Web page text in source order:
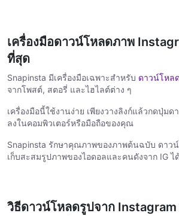
เครื่องมือดาวน์โหลดภาพ
ที่สุด
Snapinsta มีเครื่องมือเฉพาะสำหรับ ดาวน์โหล
จากโพสต์, สตอรี่ และไฮไลต์ต่าง ๆ
เครื่องมือนี้ใช้งานง่าย เพียงวางลิงก์แล้วกดปุ่ม
ลงในคอมพิวเตอร์หรือมือถือของคุณ
Snapinsta รักษาคุณภาพของภาพต้นฉบับ ดาว
เก็บสะสมรูปภาพของไอดอลและคนดังจาก IG ไ
วิธีดาวน์โหลดรูปจาก